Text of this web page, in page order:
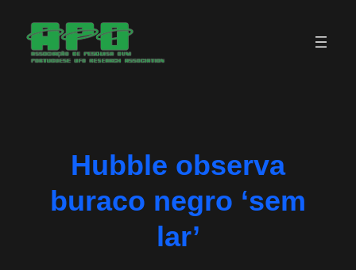
Saltar
para
Hubble observa
buraco negro ‘sem
lar’